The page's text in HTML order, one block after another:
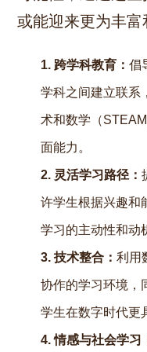
或能迎来更为丰富
1. 跨学科教育：倡
学科之间建立联系
术和数学（
面能力。
2. 灵活学习路径：
许学生根据兴趣和
学习的主动性和动
3. 技术整合：利用
协作的学习环境，
学生在数字时代更
4. 情感与社会学习